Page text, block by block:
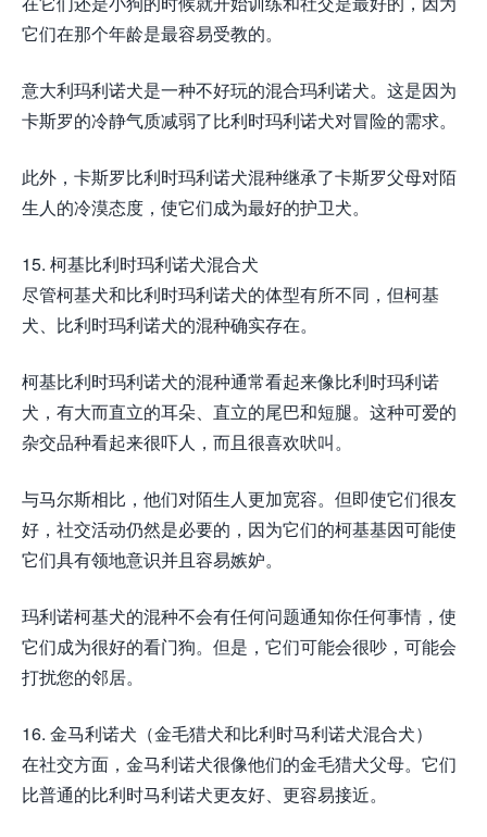
它们在那个年龄是最容易受教的。
意大利玛利诺犬是一种不好玩的混合玛利诺犬。这是因为
卡斯罗的冷静气质减弱了比利时玛利诺犬对冒险的需求。
此外，卡斯罗比利时玛利诺犬混种继承了卡斯罗父母对陌
生人的冷漠态度，使它们成为最好的护卫犬。
15. 柯基比利时玛利诺犬混合犬
尽管柯基犬和比利时玛利诺犬的体型有所不同，但柯基
犬、比利时玛利诺犬的混种确实存在。
柯基比利时玛利诺犬的混种通常看起来像比利时玛利诺
犬，有大而直立的耳朵、直立的尾巴和短腿。这种可爱的
杂交品种看起来很吓人，而且很喜欢吠叫。
与马尔斯相比，他们对陌生人更加宽容。但即使它们很友
好，社交活动仍然是必要的，因为它们的柯基基因可能使
它们具有领地意识并且容易嫉妒。
玛利诺柯基犬的混种不会有任何问题通知你任何事情，使
它们成为很好的看门狗。但是，它们可能会很吵，可能会
打扰您的邻居。
16. 金马利诺犬（金毛猎犬和比利时马利诺犬混合犬）
在社交方面，金马利诺犬很像他们的金毛猎犬父母。它们
比普通的比利时马利诺犬更友好、更容易接近。